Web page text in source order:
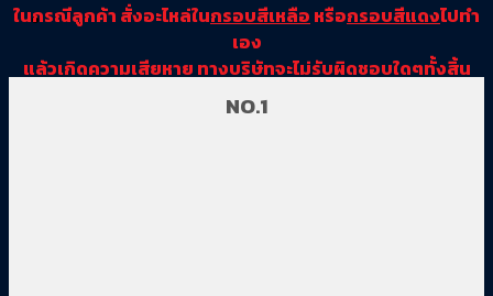
ในกรณีลูกค้า สั่งอะไหล่ในกรอบสีเหลือ หรือกรอบสีแดงไปทำ
เอง
แล้วเกิดความเสียหาย ทางบริษัทจะไม่รับผิดชอบใดๆทั้งสิ้น
NO.1